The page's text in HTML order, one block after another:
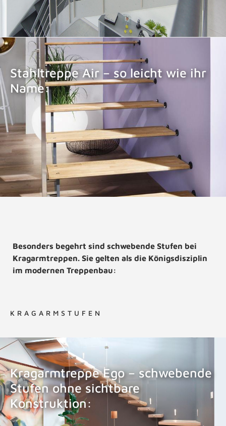
Stahltreppe Air – so leicht wie ihr
Name:
STAHLTREPPE AIR
Besonders begehrt sind schwebende Stufen bei
Kragarmtreppen. Sie gelten als die Königsdisziplin
im modernen Treppenbau:
KRAGARMSTUFEN
Kragarmtreppe Ego – schwebende
Stufen ohne sichtbare
Konstruktion: